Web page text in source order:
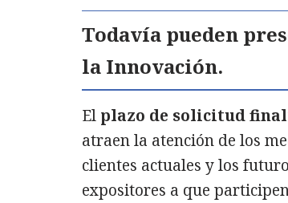
Todavía pueden
la Innovación.
El plazo de solicitud
atraen la atención de los
clientes actuales y los
expositores a que